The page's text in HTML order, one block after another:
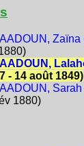
Zaïna
- 14 août 1849)
1880)